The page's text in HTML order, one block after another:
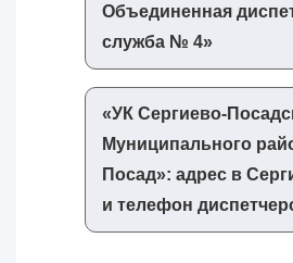
Объединенная
служба № 4»‎
«‎УК Сергиево-
Муниципального
Посад»‎: адрес в
и телефон